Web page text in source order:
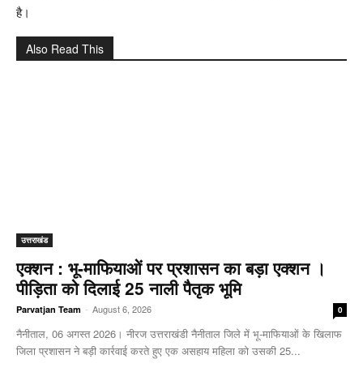
है।
Also Read This
उत्तराखंड
एक्शन : भू-माफियाओं पर प्रशासन का बड़ा एक्शन ।
पीड़िता को दिलाई 25 नाली पैतृक भूमि
Parvatjan Team - August 6, 2026 0
नैनीताल, 06 अगस्त 2026। नीरज उत्तराखंडी नैनीताल जिले में भू-माफियाओं के खिलाफ
जिला प्रशासन ने बड़ी कार्रवाई करते हुए एक असहाय महिला को उसकी 25...